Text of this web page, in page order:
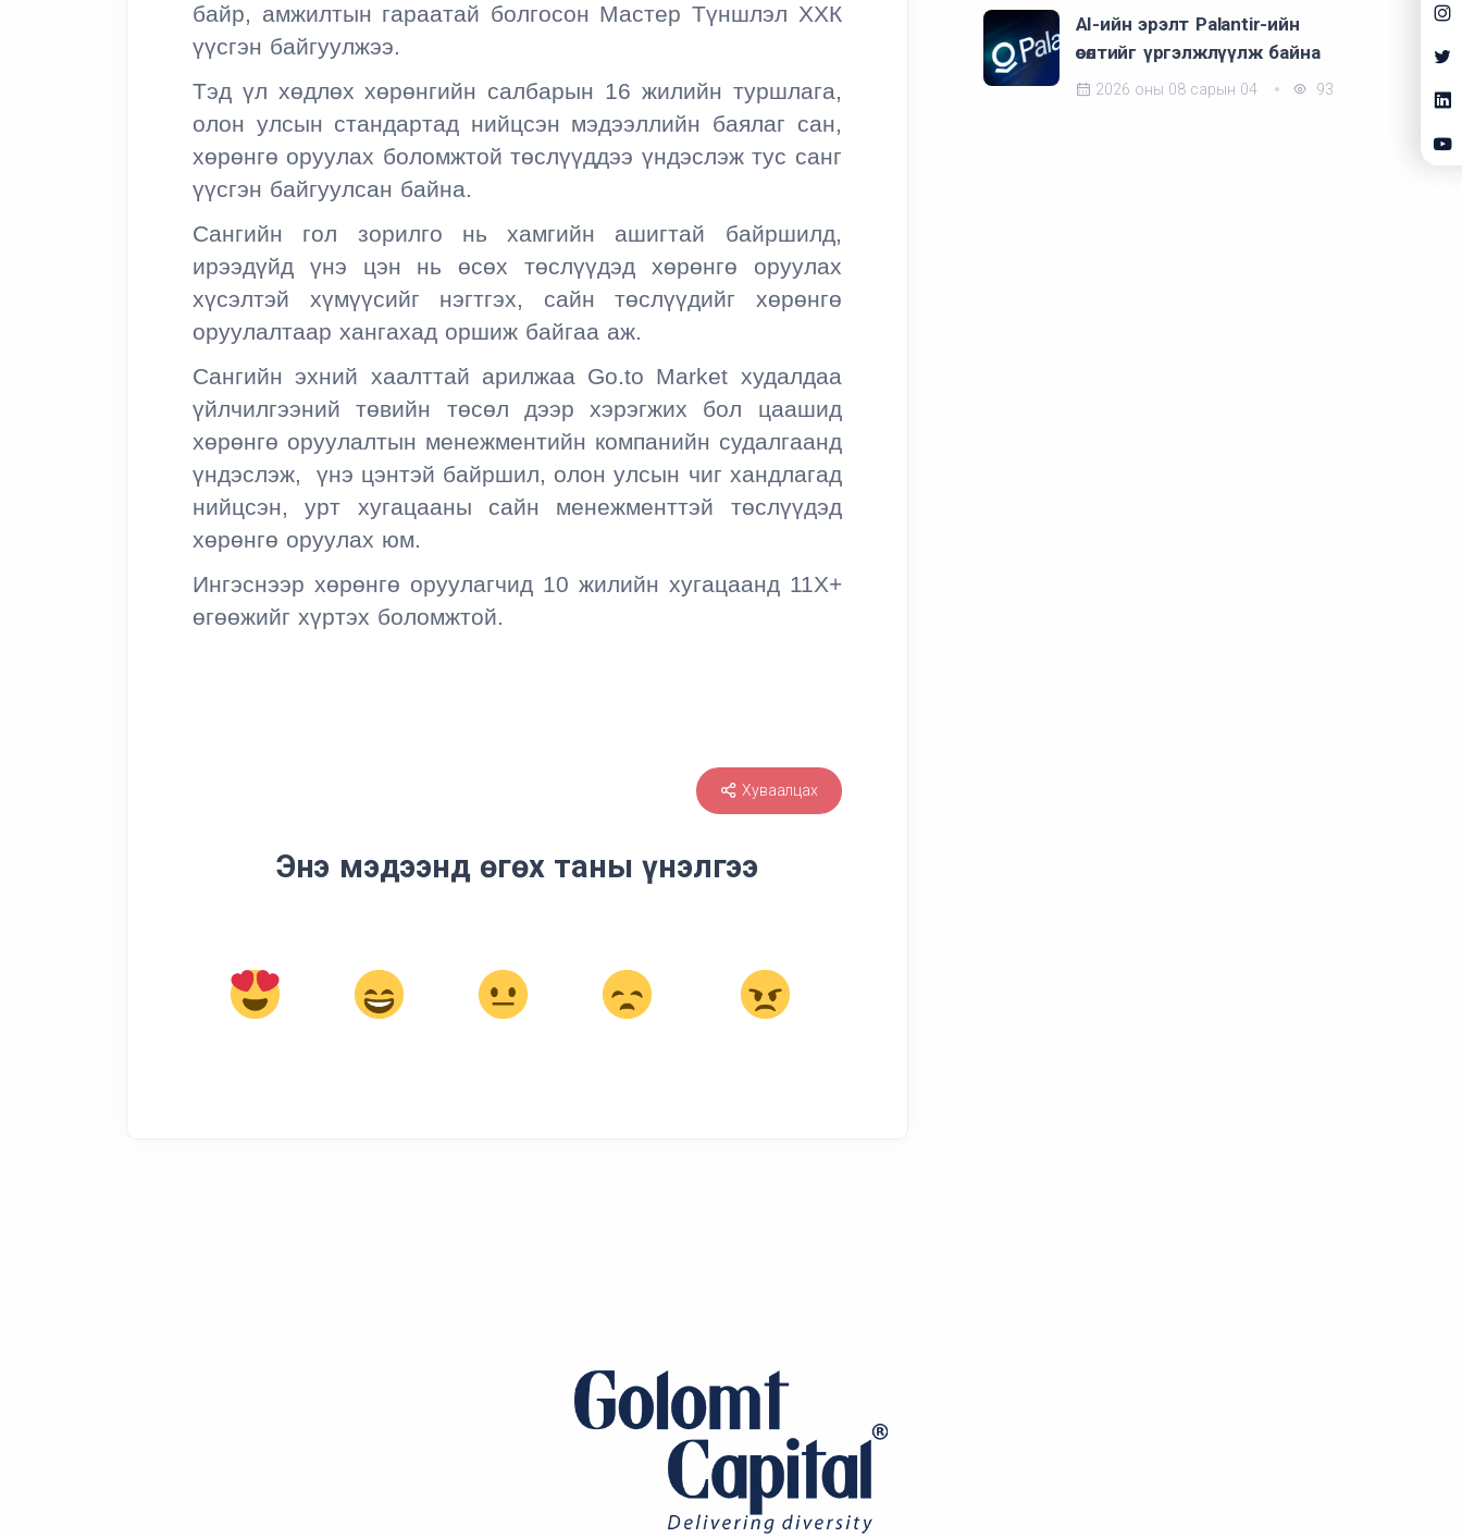
байр, амжилтын гараатай болгосон Мастер Түншлэл ХХК
үүсгэн байгуулжээ.
Тэд үл хөдлөх хөрөнгийн салбарын 16 жилийн туршлага,
олон улсын стандартад нийцсэн мэдээллийн баялаг сан,
хөрөнгө оруулах боломжтой төслүүддээ үндэслэж тус санг
үүсгэн байгуулсан байна.
Сангийн гол зорилго нь хамгийн ашигтай байршилд,
ирээдүйд үнэ цэн нь өсөх төслүүдэд хөрөнгө оруулах
хүсэлтэй хүмүүсийг нэгтгэх, сайн төслүүдийг хөрөнгө
оруулалтаар хангахад оршиж байгаа аж.
Сангийн эхний хаалттай арилжаа Go.to Market худалдаа
үйлчилгээний төвийн төсөл дээр хэрэгжих бол цаашид
хөрөнгө оруулалтын менежментийн компанийн судалгаанд
үндэслэж, үнэ цэнтэй байршил, олон улсын чиг хандлагад
нийцсэн, урт хугацааны сайн менежменттэй төслүүдэд
хөрөнгө оруулах юм.
Ингэснээр хөрөнгө оруулагчид 10 жилийн хугацаанд 11Х+
өгөөжийг хүртэх боломжтой.
Хуваалцах
Энэ мэдээнд өгөх таны үнэлгээ
AI-ийн эрэлт Palantir-ийн
өсөлтийг үргэлжлүүлж байна
2026 оны 08 сарын 04 93